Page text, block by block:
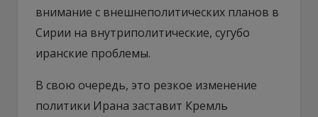
внимание с внешнеполитических планов в
Сирии на внутриполитические, сугубо
иранские проблемы.
В свою очередь, это резкое изменение
политики Ирана заставит Кремль